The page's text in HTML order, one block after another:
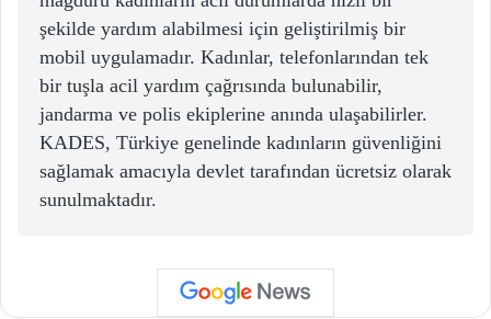
şekilde yardım alabilmesi için geliştirilmiş bir
mobil uygulamadır. Kadınlar, telefonlarından tek
bir tuşla acil yardım çağrısında bulunabilir,
jandarma ve polis ekiplerine anında ulaşabilirler.
KADES, Türkiye genelinde kadınların güvenliğini
sağlamak amacıyla devlet tarafından ücretsiz olarak
sunulmaktadır.